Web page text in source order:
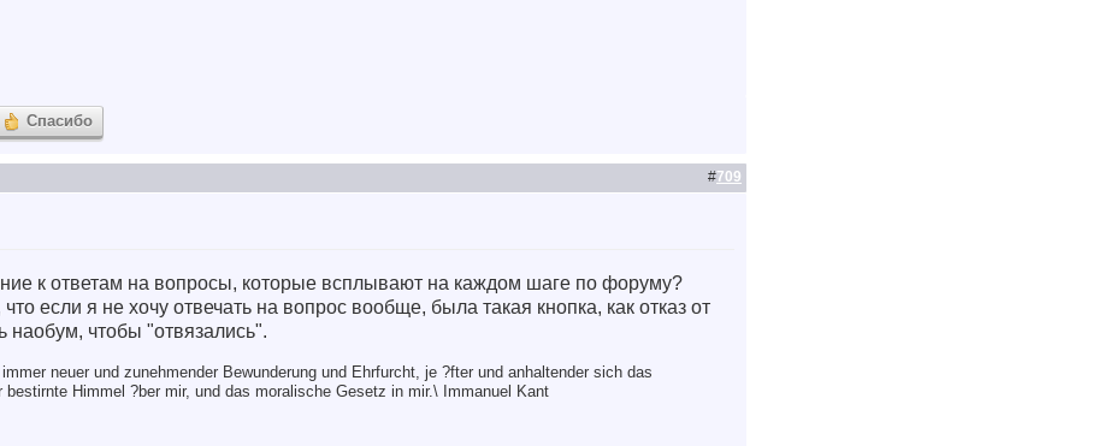
Спасибо
#709
к ответам на вопросы, которые всплывают на каждом шаге по форуму?
если я не хочу отвечать на вопрос вообще, была такая кнопка, как отказ от
наобум, чтобы "отвязались".
neuer und zunehmender Bewunderung und Ehrfurcht, je ?fter und anhaltender sich das
bestirnte Himmel ?ber mir, und das moralische Gesetz in mir.\ Immanuel Kant